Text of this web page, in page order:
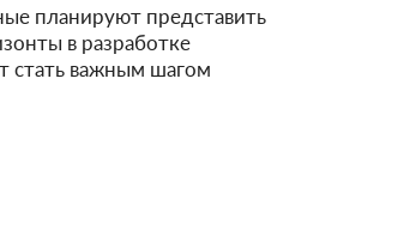
планируют представить
в разработке
стать важным шагом